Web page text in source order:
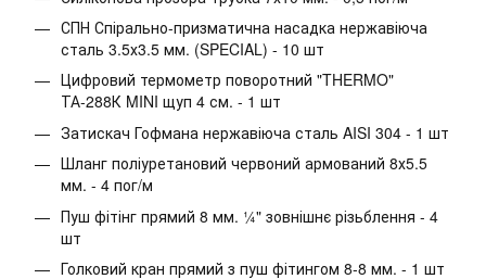
СПН Спірально-призматична насадка нержавіюча
сталь 3.5х3.5 мм. (SPECIAL) - 10 шт
Цифровий термометр поворотний "THERMO"
ТА-288К MINI щуп 4 см. - 1 шт
Затискач Гофмана нержавіюча сталь AISI 304 - 1 шт
Шланг поліуретановий червоний армований 8х5.5
мм. - 4 пог/м
Пуш фітінг прямий 8 мм. ¼" зовнішнє різьблення - 4
шт
Голковий кран прямий з пуш фітингом 8-8 мм. - 1 шт